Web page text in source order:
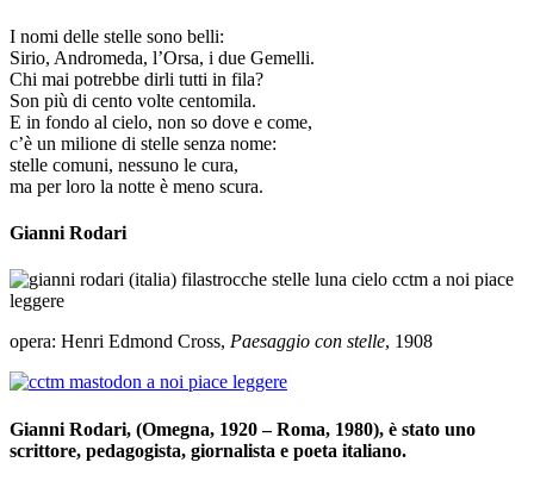
I nomi delle stelle sono belli:
Sirio, Andromeda, l’Orsa, i due Gemelli.
Chi mai potrebbe dirli tutti in fila?
Son più di cento volte centomila.
E in fondo al cielo, non so dove e come,
c’è un milione di stelle senza nome:
stelle comuni, nessuno le cura,
ma per loro la notte è meno scura.
Gianni Rodari
opera: Henri Edmond Cross, Paesaggio con stelle, 1908
Gianni Rodari, (Omegna, 1920 – Roma, 1980), è stato uno
scrittore, pedagogista, giornalista e poeta italiano.